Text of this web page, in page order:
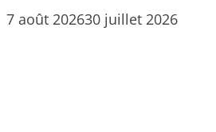
7 août 202630 juillet 2026